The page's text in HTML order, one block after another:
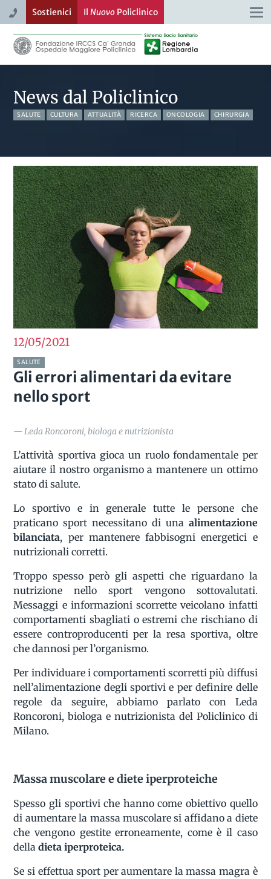
Sostienici Il NuovoPoliclinico
News dal Policlinico
SALUTE CULTURA ATTUALITÀ RICERCA ONCOLOGIA CHIRURGIA
12/052021
SALUTE
Gli errori alimentari da evitare
nello sport
— Leda Roncoroni, biologa e nutrizionista
L’attività sportiva gioca un ruolo fondamentale per
aiutare il nostro organismo a mantenere un ottimo
stato di salute.
Lo sportivo e in generale tutte le persone che
praticano sport necessitano di una alimentazione
bilanciata, per mantenere fabbisogni energetici e
nutrizionali corretti.
Troppo spesso però gli aspetti che riguardano la
nutrizione nello sport vengono sottovalutati.
Messaggi e informazioni scorrette veicolano infatti
comportamenti sbagliati o estremi che rischiano di
essere controproducenti per la resa sportiva, oltre
che dannosi per l’organismo.
Per individuare i comportamenti scorretti più diffusi
nell’alimentazione degli sportivi e per definire delle
regole da seguire, abbiamo parlato con Leda
Roncoroni, biologa e nutrizionista del Policlinico di
Milano.
Massa muscolare e diete iperproteiche
Spesso gli sportivi che hanno come obiettivo quello
di aumentare la massa muscolare si affidano a diete
che vengono gestite erroneamente, come è il caso
delladieta iperproteica.
Se si effettua sport per aumentare la massa magra è